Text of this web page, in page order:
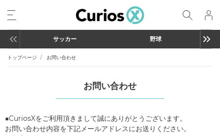
サッカー 野球
トップページ お問い合わせ
お問い合わせ
■CuriosXをご利用頂きまして誠にありがとうございます。
お問い合わせ内容を下記メールアドレスにお送りください。